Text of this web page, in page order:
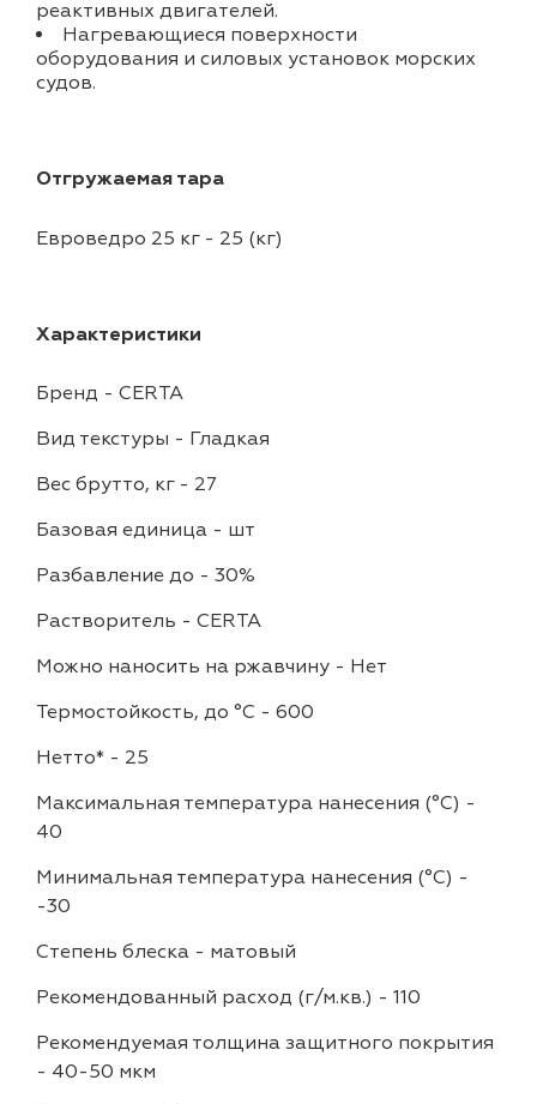
реактивных двигателей.
Нагревающиеся поверхности
оборудования и силовых установок морских
судов.
Отгружаемая тара
Евроведро 25 кг - 25 (кг)
Характеристики
Бренд - CERTA
Вид текстуры - Гладкая
Вес брутто, кг - 27
Базовая единица - шт
Разбавление до - 30%
Растворитель - CERTA
Можно наносить на ржавчину - Нет
Термостойкость, до °C - 600
Нетто* - 25
Максимальная температура нанесения (°С) -
40
Минимальная температура нанесения (°С) -
-30
Степень блеска - матовый
Рекомендованный расход (г/м.кв.) - 110
Рекомендуемая толщина защитного покрытия
- 40-50 мкм